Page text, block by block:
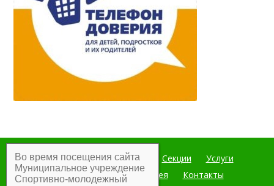
Главная Мероприятия Секции
Услуги
Документы
Фотогалерея Контакты
Во время посещения сайта
Муниципальное учреждение
Спортивно-молодежный